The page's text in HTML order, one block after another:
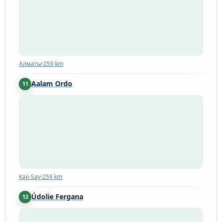
Алматы·259 km
11 Aalam Ordo
Kaji-Say·259 km
12 Údolie Fergana